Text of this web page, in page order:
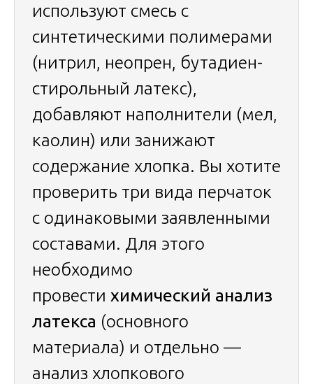
используют смесь с
синтетическими полимерами
(нитрил, неопрен, бутадиен-
стирольный латекс),
добавляют наполнители (мел,
каолин) или занижают
содержание хлопка. Вы хотите
проверить три вида перчаток
с одинаковыми заявленными
составами. Для этого
необходимо
провести химический анализ
латекса (основного
материала) и отдельно —
анализ хлопкового